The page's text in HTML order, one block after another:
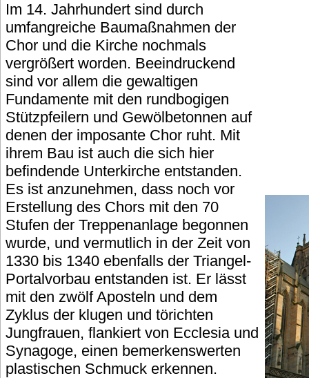
Im 14. Jahrhundert sind durch
umfangreiche Baumaßnahmen der
Chor und die Kirche nochmals
vergrößert worden. Beeindruckend
sind vor allem die gewaltigen
Fundamente mit den rundbogigen
Stützpfeilern und Gewölbetonnen auf
denen der imposante Chor ruht. Mit
ihrem Bau ist auch die sich hier
befindende Unterkirche entstanden.
Es ist anzunehmen, dass noch vor
Erstellung des Chors mit den 70
Stufen der Treppenanlage begonnen
wurde, und vermutlich in der Zeit von
1330 bis 1340 ebenfalls der Triangel-
Portalvorbau entstanden ist. Er lässt
mit den zwölf Aposteln und dem
Zyklus der klugen und törichten
Jungfrauen, flankiert von Ecclesia und
Synagoge, einen bemerkenswerten
plastischen Schmuck erkennen.